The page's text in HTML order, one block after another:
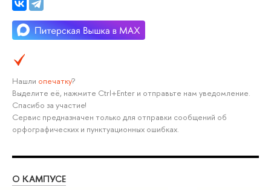
Нашли опечатку?
Выделите её, нажмите Ctrl+Enter и отправьте нам уведомление.
Спасибо за участие!
Сервис предназначен только для отправки сообщений об
орфографических и пунктуационных ошибках.
О КАМПУСЕ